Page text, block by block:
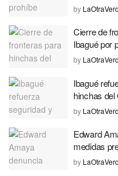
by
Cierre de
Ibagué por
by
Ibagué
hinchas
by
Edward
medidas
by